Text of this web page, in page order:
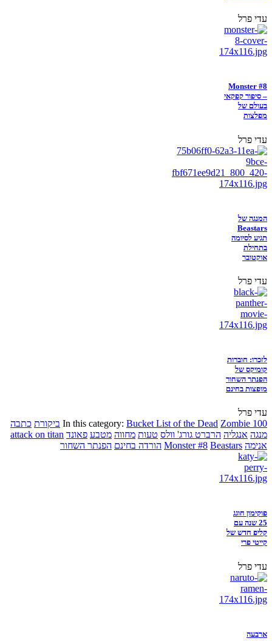
עדי פרל
Monster #8
– סיפור קפקאי
בעולם של
מפלצות
עדי פרל
המנגה של
Beastars
תגיע לסיומה
בתחילת
אוקטובר
עדי פרל
לזכרו: חוברות
קומיקס של
הפנתר השחור
מופצות בחינם
עדי פרל
In this category: Bucket List of the Dead Zombie 100 ביקורת כתבה
מנגה אנגליה הרברט גורג' וולס טעות מחווה מטבע פאונד attack on titan
אנימה
Monster #8 Beastars הורדה בחינם הפנתר השחור
פוקימון חוגג
25 שנה עם
קליפ חדש של
קייטי פרי
עדי פרל
ארבעה